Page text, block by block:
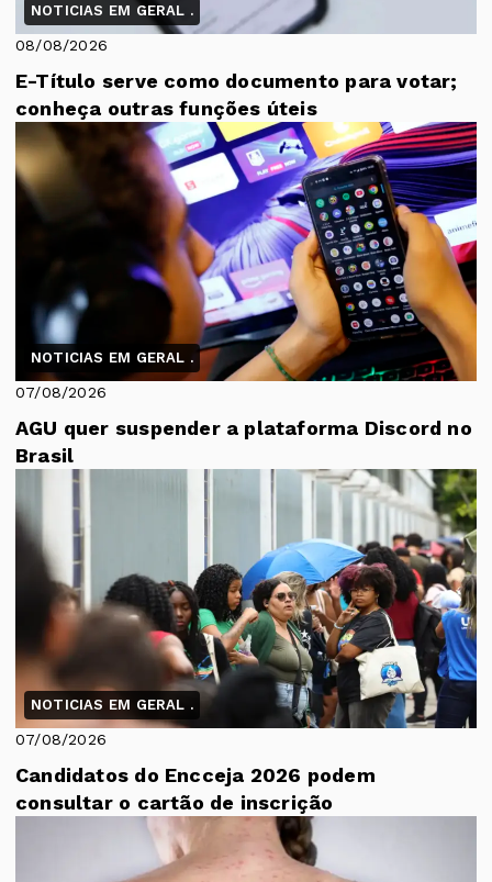
NOTICIAS EM GERAL .
08/08/2026
E-Título serve como documento para votar;
conheça outras funções úteis
NOTICIAS EM GERAL .
07/08/2026
AGU quer suspender a plataforma Discord no
Brasil
NOTICIAS EM GERAL .
07/08/2026
Candidatos do Encceja 2026 podem
consultar o cartão de inscrição